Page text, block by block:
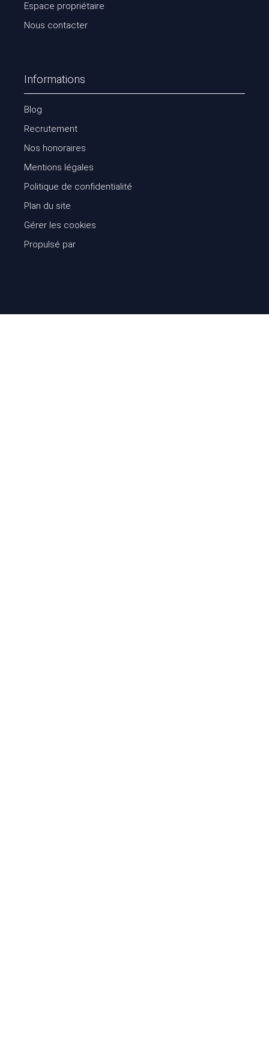
Espace propriétaire
Nous contacter
Informations
Blog
Recrutement
Nos honoraires
Mentions légales
Politique de confidentialité
Plan du site
Gérer les cookies
Propulsé par